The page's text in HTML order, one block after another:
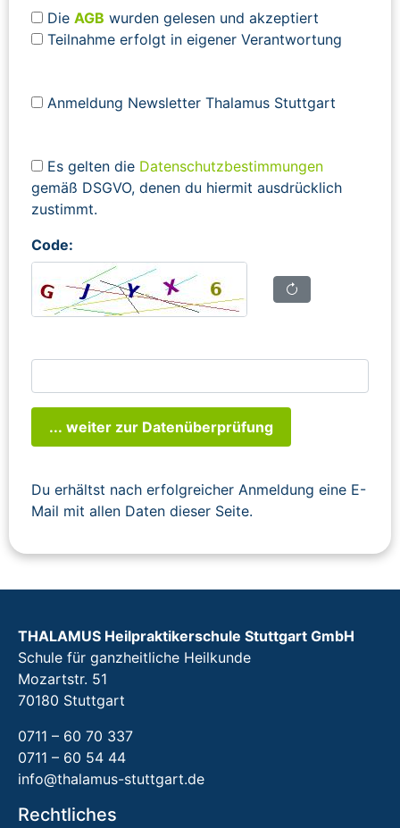
Die AGB wurden gelesen und akzeptiert
Teilnahme erfolgt in eigener Verantwortung
Anmeldung Newsletter Thalamus Stuttgart
Es gelten die Datenschutzbestimmungen
gemäß DSGVO, denen du hiermit ausdrücklich
zustimmt.
Code:
... weiter zur Datenüberprüfung
Du erhältst nach erfolgreicher Anmeldung eine E-
Mail mit allen Daten dieser Seite.
THALAMUS Heilpraktikerschule Stuttgart GmbH
Schule für ganzheitliche Heilkunde
Mozartstr. 51
70180 Stuttgart
0711 – 60 70 337
0711 – 60 54 44
info@thalamus-stuttgart.de
Rechtliches